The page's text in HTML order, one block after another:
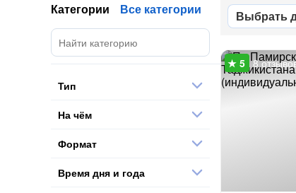
Выбрать
8
Категории Все категории
Тип
На чём
Формат
Время дня и года